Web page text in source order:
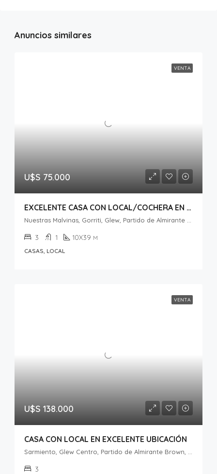
Anuncios similares
VENTA
U$S 75.000
EXCELENTE CASA CON LOCAL/COCHERA EN BARRIO PARQUE ROMA
3 1 10X39 M
CASAS, LOCAL
VENTA
U$S 138.000
CASA CON LOCAL EN EXCELENTE UBICACIÓN
3